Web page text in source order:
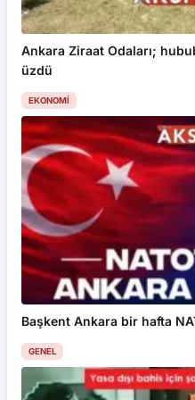
Ankara Ziraat Odaları;
üzdü
EKONOMI
Başkent Ankara bir hafta
GENEL